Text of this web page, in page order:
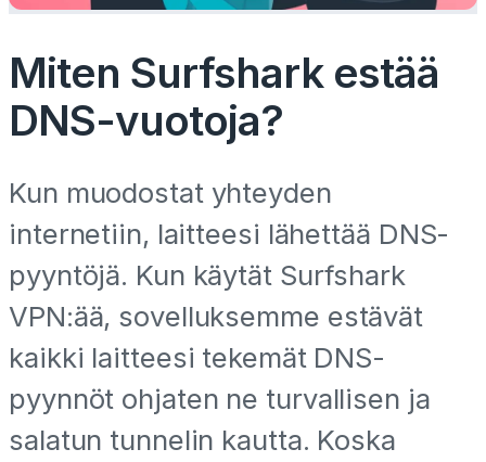
Miten Surfshark estää
DNS-vuotoja?
Kun muodostat yhteyden
internetiin, laitteesi lähettää DNS-
pyyntöjä. Kun käytät Surfshark
VPN:ää, sovelluksemme estävät
kaikki laitteesi tekemät DNS-
pyynnöt ohjaten ne turvallisen ja
salatun tunnelin kautta. Koska